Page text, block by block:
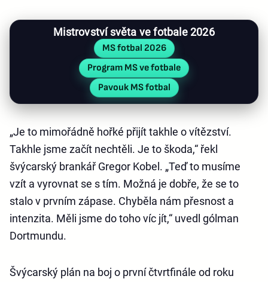
Mistrovství světa ve fotbale 2026
MS fotbal 2026
Program MS ve fotbale
Pavouk MS fotbal
„Je to mimořádně hořké přijít takhle o vítězství.
Takhle jsme začít nechtěli. Je to škoda,“ řekl
švýcarský brankář Gregor Kobel. „Teď to musíme
vzít a vyrovnat se s tím. Možná je dobře, že se to
stalo v prvním zápase. Chyběla nám přesnost a
intenzita. Měli jsme do toho víc jít,“ uvedl gólman
Dortmundu.
Švýcarský plán na boj o první čtvrtfinále od roku